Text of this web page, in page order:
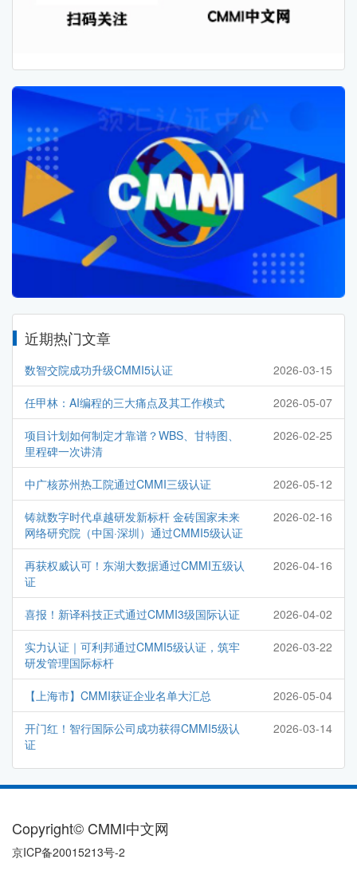
近期热门文章
数智交院成功升级CMMI5认证 2026-03-15
任甲林：AI编程的三大痛点及其工作模式 2026-05-07
项目计划如何制定才靠谱？WBS、甘特图、
里程碑一次讲清
2026-02-25
中广核苏州热工院通过CMMI三级认证 2026-05-12
铸就数字时代卓越研发新标杆 金砖国家未来
网络研究院（中国·深圳）通过CMMI5级认证
2026-02-16
再获权威认可！东湖大数据通过CMMI五级认
证
2026-04-16
喜报！新译科技正式通过CMMI3级国际认证 2026-04-02
实力认证｜可利邦通过CMMI5级认证，筑牢
研发管理国际标杆
2026-03-22
【上海市】CMMI获证企业名单大汇总 2026-05-04
开门红！智行国际公司成功获得CMMI5级认
证
2026-03-14
Copyright© CMMI中文网
京ICP备20015213号-2